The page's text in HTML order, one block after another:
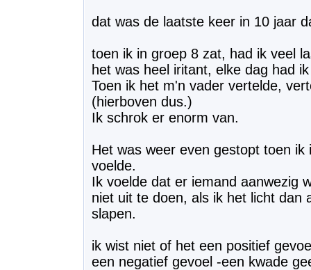
dat was de laatste keer in 10 jaar
toen ik in groep 8 zat, had ik veel
het was heel iritant, elke dag had
Toen ik het m'n vader vertelde,
(hierboven dus.)
Ik schrok er enorm van.
Het was weer even gestopt toen
voelde.
Ik voelde dat er iemand aanwezig
niet uit te doen, als ik het licht dan
slapen.
ik wist niet of het een positief
een negatief gevoel -een kwade